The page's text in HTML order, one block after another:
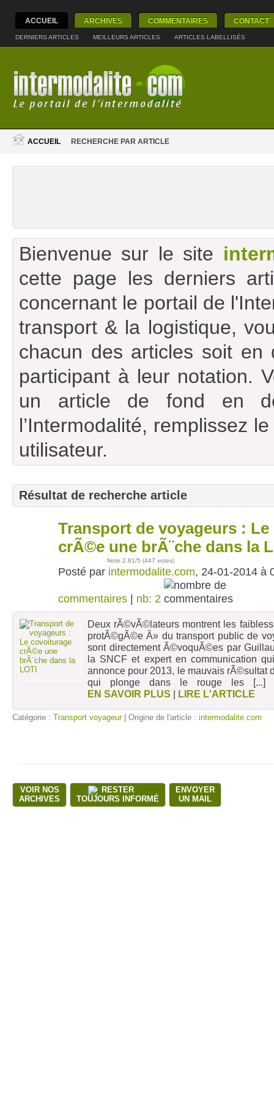
ACCUEIL ARCHIVES COMMENTAIRES CONTACT
DERNIERS ARTICLES | MEILLEURS ARTICLES | ARTICLES LABELLISÉS
ACCUEIL RECHERCHE PAR ARTICLE
Bienvenue sur le site
cette page les derniers
concernant le portail de
transport & la logistique,
chacun des articles soit en
participant à leur notation.
un article de fond en
l’Intermodalité, remplissez
utilisateur.
Résultat de recherche article
Transport de voyageurs :
crÃ©e une brÃ¨che dans la
Note 2.81/5 (447 votes)
Posté par intermodalite.com, 24-01-2014 à
commentaires | nb: 2
Deux rÃ©vÃ©lateurs montrent les
protÃ©gÃ©e Â» du transport public de
sont directement Ã©voquÃ©es par
la SNCF et expert en communication
annonce pour 2013, le mauvais rÃ©sultat
qui plonge dans le rouge les [...]
EN SAVOIR PLUS | LIRE L'ARTICLE
Catégorie : Transport voyageur| Origine de l'article : intermodalite.com
VOIR NOS
ARCHIVES
RESTER
TOUJOURS INFORMÉ
ENVOYER
UN MAIL